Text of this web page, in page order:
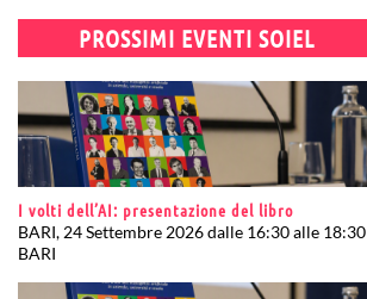
PROSSIMI EVENTI SOIEL
I volti dell’AI: presentazione del libro
BARI, 24 Settembre 2026 dalle 16:30 alle 18:30
BARI